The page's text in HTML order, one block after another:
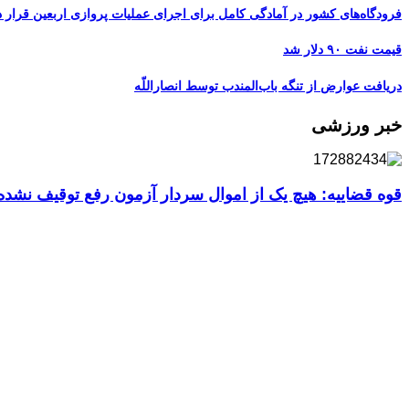
فرودگاه‌های کشور در آمادگی کامل برای اجرای عملیات پروازی اربعین قرار
قیمت نفت ۹۰ دلار شد
دریافت عوارض از تنگه باب‌المندب توسط انصاراللّه
خبر ورزشی
قوه قضاییه: هیچ یک از اموال سردار آزمون رفع توقیف